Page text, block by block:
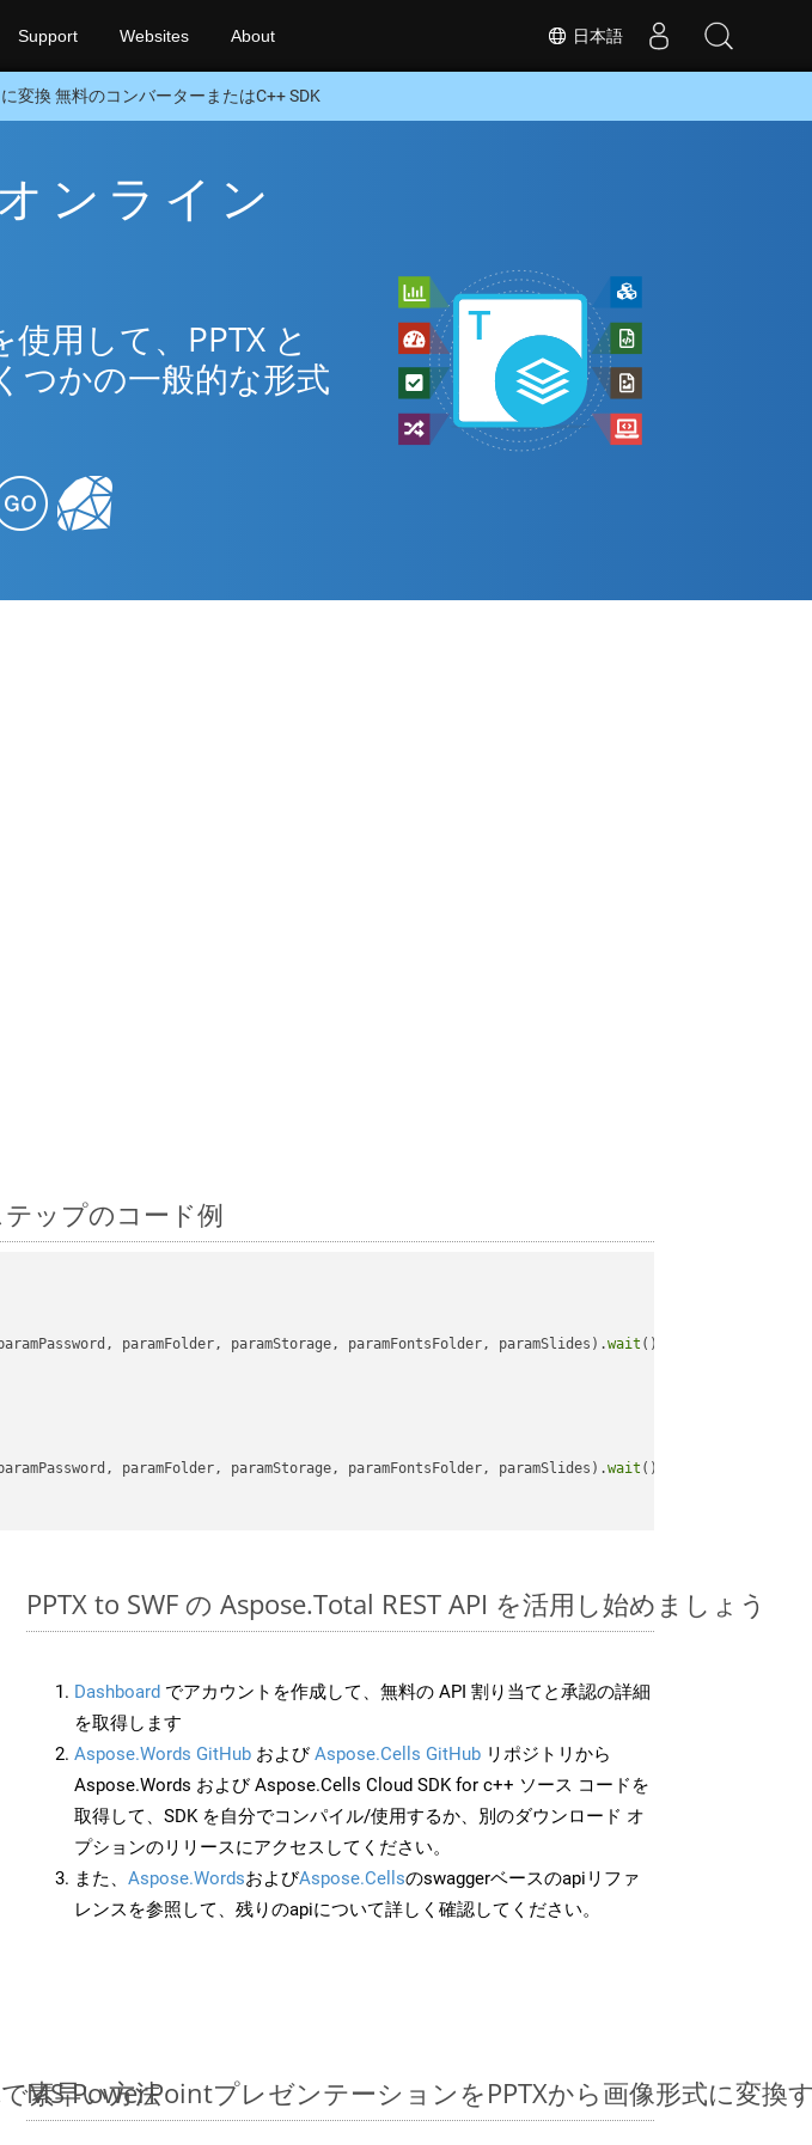
日本語
Support Websites About
変換 無料のコンバーターまたはC++ SDK
ンライン
用して、PPTX と
つかの一般的な形式
テップのコード例
paramFolder, paramStorage, paramFontsFolder, paramSlides).wait ();
paramFolder, paramStorage, paramFontsFolder, paramSlides).wait ();
PPTX to SWF の Aspose.Total REST API を活用し始めましょう
Dashboard でアカウントを作成して、無料の API 割り当てと承認の詳細
を取得します
Aspose.Words GitHub およびAspose.Cells GitHub リポジトリから
Aspose.Words および Aspose.Cells Cloud SDK for c++ ソース コードを
取得して、SDK を自分でコンパイル/使用するか、別のダウンロード オ
プションのリリースにアクセスしてください。
また、 Aspose.WordsおよびAspose.Cellsのswaggerベースのapiリファ
レンスを参照して、残りのapiについて詳しく確認してください。
素早い方法
MS PowerPointプレゼンテーションをPPTXから画像形式に変換